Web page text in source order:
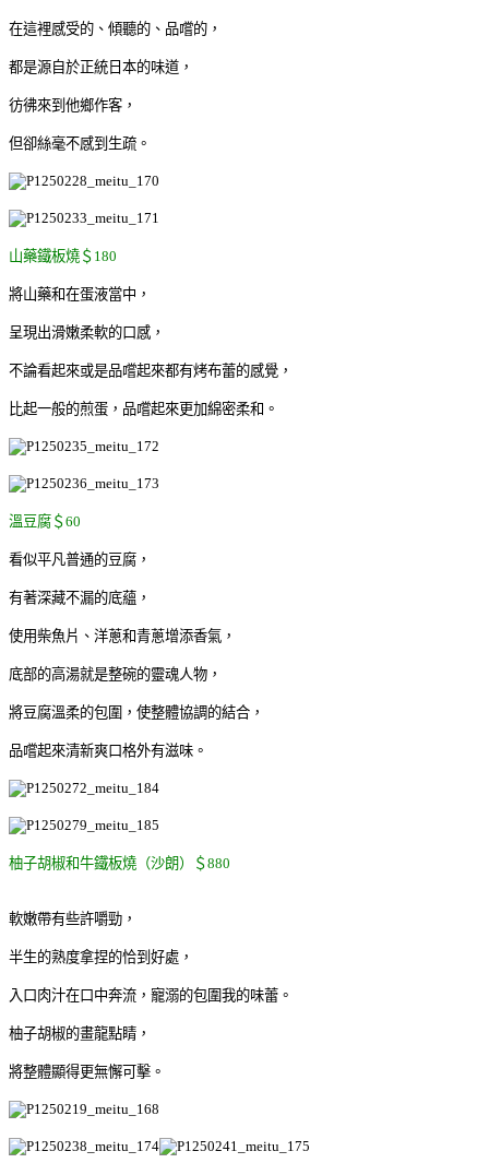
在這裡感受的、傾聽的、品嚐的，
都是源自於正統日本的味道，
彷彿來到他鄉作客，
但卻絲毫不感到生疏。
山藥鐵板燒＄180
將山藥和在蛋液當中，
呈現出滑嫩柔軟的口感，
不論看起來或是品嚐起來都有烤布蕾的感覺，
比起一般的煎蛋，品嚐起來更加綿密柔和。
溫豆腐＄60
看似平凡普通的豆腐，
有著深藏不漏的底蘊，
使用柴魚片、洋蔥和青蔥增添香氣，
底部的高湯就是整碗的靈魂人物，
將豆腐溫柔的包圍，使整體協調的結合，
品嚐起來清新爽口格外有滋味。
柚子胡椒和牛鐵板燒（沙朗）＄880
軟嫩帶有些許嚼勁，
半生的熟度拿捏的恰到好處，
入口肉汁在口中奔流，寵溺的包圍我的味蕾。
柚子胡椒的畫龍點睛，
將整體顯得更無懈可擊。